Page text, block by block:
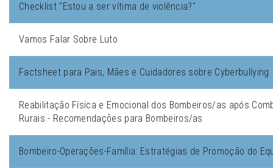
Checklist "Estou a ser vítima de violência?"
Vamos Falar Sobre Luto
Factsheet para Pais, Mães e Cuidadores sobre Cyberbullying
Reabilitação Física e Emocional dos Bombeiros/as após
Rurais - Recomendações para Bombeiros/as
Bombeiro-Operações-Família: Estratégias de Promoção do